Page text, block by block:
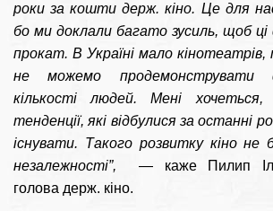
роки за кошти держ. кіно. Це для
бо ми доклали багато зусиль, щоб
прокат. В Україні мало
не можемо продемонструвати
кількості людей. Мені
тенденції, які відбулися за останні
існувати. Такого розвитку кіно не
незалежності”,
— каже Пилип
голова держ. кіно.